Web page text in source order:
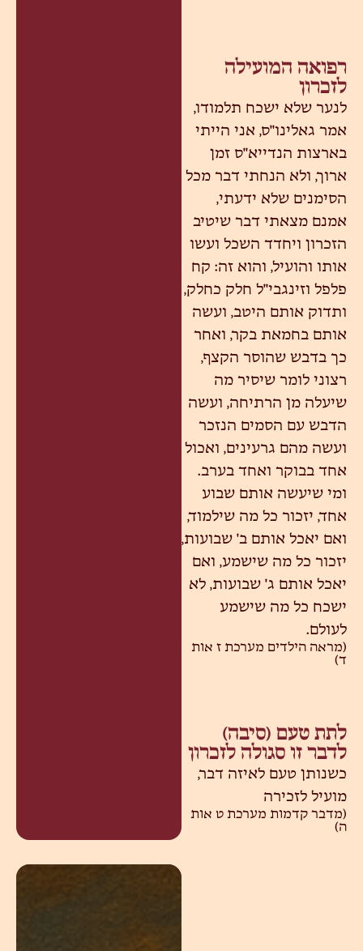
רפואה המועילה
לזכרון
לנער שלא ישכח תלמודו,
אמר גאלינו"ס, אני הייתי
בארצות הנדייא"ס זמן
ארוך, ולא הנחתי דבר מכל
הסימנים שלא ידעתי,
אמנם מצאתי דבר שיטיב
הזכרון ויחדד השכל ועשו
אותו והועיל, והוא זה: קח
פלפל וזינגבי"ל חלק כחלק,
ותדוק אותם היטב, ועשה
אותם בחמאת בקר, ואחר
כך בדבש שהוסר הקצף,
רצוני לומר שיסיר מה
שיעלה מן הרתיחה, ועשה
הדבש עם הסמים הנזכר
ועשה מהם גרעינים, ואכול
אחד בבוקר ואחד בערב.
ומי שיעשה אותם שבוע
אחד, יזכור כל מה שילמוד,
ואם יאכל אותם ב' שבועות,
יזכור כל מה שישמע, ואם
יאכל אותם ג' שבועות, לא
ישכח כל מה שישמע
לעולם.
(מראה הילדים מערכת ז אות
ד)
לתת טעם (סיבה)
לדבר זו סגולה לזכרון
כשנותן טעם לאיזה דבר,
מועיל לזכירה
(מדבר קדמות מערכת ט אות
ה)